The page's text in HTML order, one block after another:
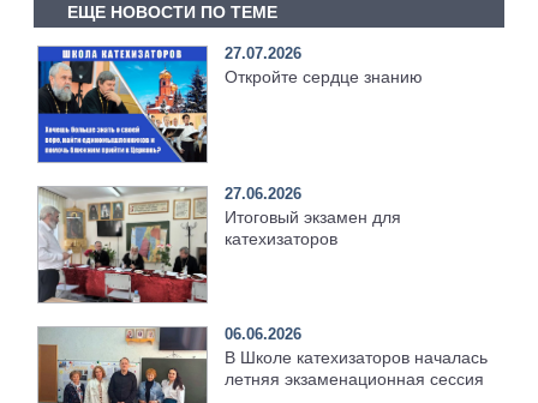
ЕЩЕ НОВОСТИ ПО ТЕМЕ
27.07.2026
Откройте сердце знанию
27.06.2026
Итоговый экзамен для
катехизаторов
06.06.2026
В Школе катехизаторов началась
летняя экзаменационная сессия